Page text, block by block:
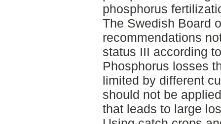
phosphorus
The Swedish Board
recommendations
status III according
Phosphorus losses
limited by different
should not be
that leads to large